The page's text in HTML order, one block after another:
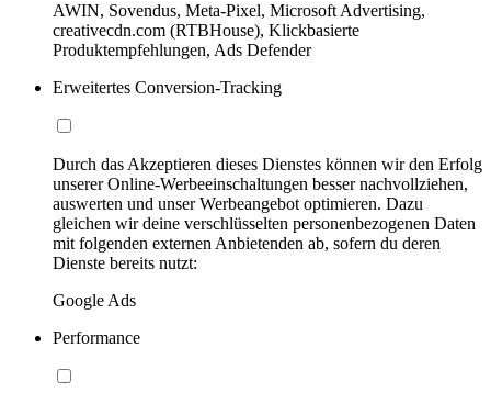
AWIN, Sovendus, Meta-Pixel, Microsoft Advertising,
creativecdn.com (RTBHouse), Klickbasierte
Produktempfehlungen, Ads Defender
Erweitertes Conversion-Tracking
Durch das Akzeptieren dieses Dienstes können wir den Erfolg
unserer Online-Werbeeinschaltungen besser nachvollziehen,
auswerten und unser Werbeangebot optimieren. Dazu
gleichen wir deine verschlüsselten personenbezogenen Daten
mit folgenden externen Anbietenden ab, sofern du deren
Dienste bereits nutzt:
Google Ads
Performance